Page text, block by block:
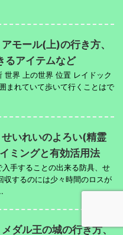
モール(上)の行き方、
るアイテムなど
世界 上の世界 位置 レイドック
まれていて歩いて行くことはで
せいれいのよろい(精霊
ミングと有効活用法
手することの出来る防具、せ
収するのには少々時間のロスが
メダル王の城の行き方、